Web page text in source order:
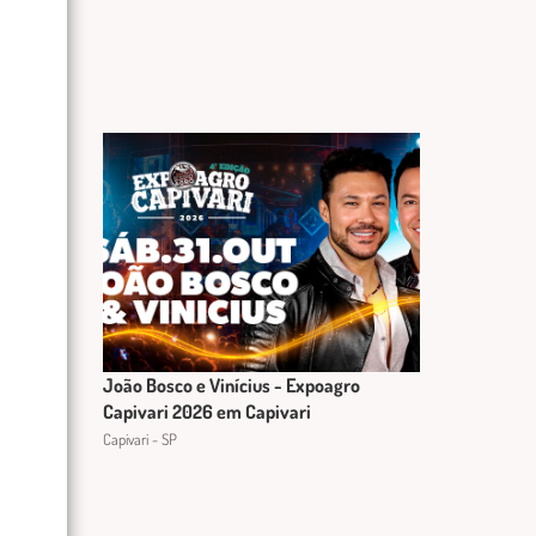
João Bosco e Vinícius - Expoagro
Capivari 2026 em Capivari
Capivari - SP